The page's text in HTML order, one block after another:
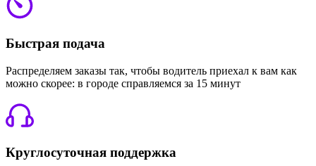
Быстрая подача
Распределяем заказы так, чтобы водитель приехал к вам как
можно скорее: в городе справляемся за 15 минут
Круглосуточная поддержка